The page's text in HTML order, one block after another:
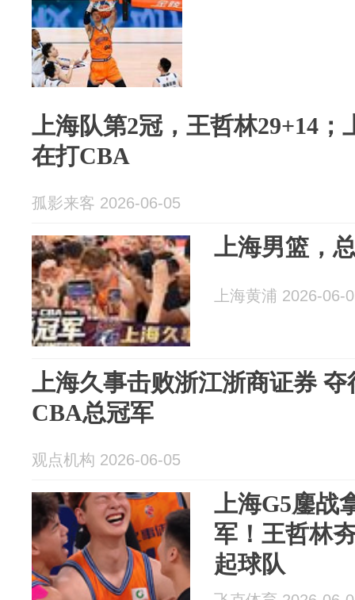
上海队第2冠，王哲林29+14；
在打CBA
孤影来客 2026-06-05
上海男篮，
上海黄浦 2026-06-
上海久事击败浙江浙商证券 夺
CBA总冠军
观点机构 2026-06-05
上海G5鏖战
军！王哲林
起球队